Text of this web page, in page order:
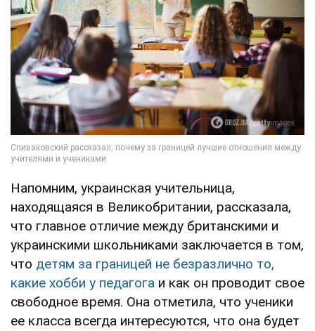
Напомним, украинская учительница,
находящаяся в Великобритании, рассказала,
что главное отличие между британскими и
украинскими школьниками заключается в том,
что детям за границей не безразлично то,
какие хобби у педагога и как он проводит свое
свободное время. Она отметила, что ученики
ее класса всегда интересуются, что она будет